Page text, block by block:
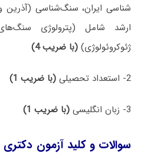
شناسی ایران، سنگ‌شناسی (آذرین
ارشد شامل (پترولوژی
ژئوکروئولوژی) (با ضریب 4)
2- استعداد تحصیلی (با ضریب 1)
3- زبان انگلیسی (با ضریب 1)